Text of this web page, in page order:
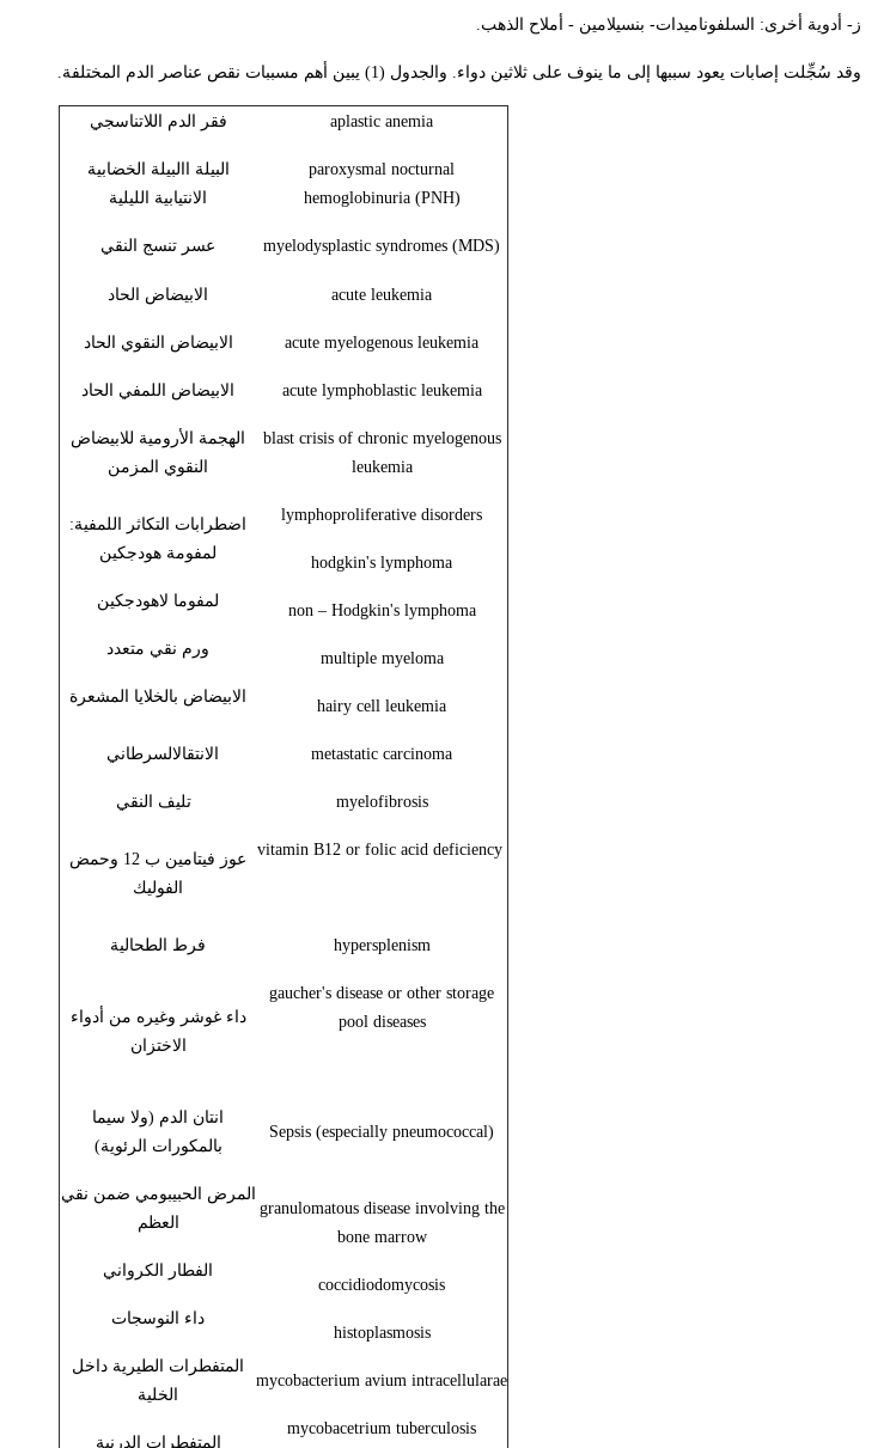
ز- أدوية أخرى: السلفوناميدات- بنسيلامين - أملاح الذهب.
وقد سُجِّلت إصابات يعود سببها إلى ما ينوف على ثلاثين دواء. والجدول (1) يبين أهم مسببات نقص عناصر الدم المختلفة.
aplastic anemia فقر الدم اللاتناسجي
paroxysmal nocturnal
hemoglobinuria (PNH)
البيلة االبيلة الخضابية
الانتيابية الليلية
myelodysplastic syndromes (MDS) عسر تنسج النقي
acute leukemia
acute myelogenous leukemia
acute lymphoblastic leukemia
blast crisis of chronic myelogenous
leukemia
الابيضاض الحاد
الابيضاض النقوي الحاد
الابيضاض اللمفي الحاد
الهجمة الأرومية للابيضاض
النقوي المزمن
lymphoproliferative disorders
hodgkin's lymphoma
non – Hodgkin's lymphoma
multiple myeloma
hairy cell leukemia
اضطرابات التكاثر اللمفية:
لمفومة هودجكين
لمفوما لاهودجكين
ورم نقي متعدد
الابيضاض بالخلايا المشعرة
metastatic carcinoma الانتقالالسرطاني
myelofibrosis تليف النقي
vitamin B12 or folic acid deficiency
عوز فيتامين ب 12 وحمض
الفوليك
hypersplenism فرط الطحالية
gaucher's disease or other storage
pool diseases
داء غوشر وغيره من أدواء
الاختزان
Sepsis (especially pneumococcal)
انتان الدم (ولا سيما
بالمكورات الرئوية)
granulomatous disease involving the
bone marrow
coccidiodomycosis
histoplasmosis
mycobacterium avium intracellularae
mycobacetrium tuberculosis
المرض الحبيبومي ضمن نقي
العظم
الفطار الكرواني
داء النوسجات
المتفطرات الطيرية داخل
الخلية
المتفطرات الدرنية